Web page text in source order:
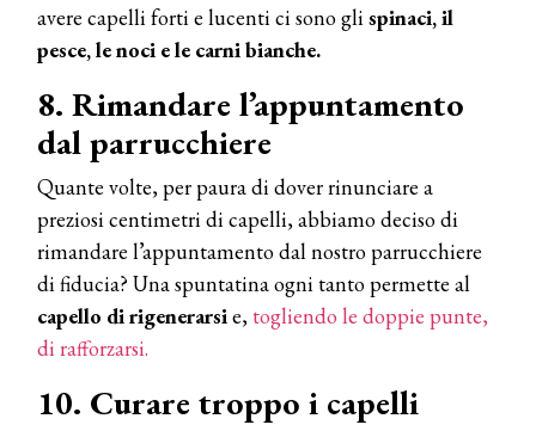
avere capelli forti e lucenti ci sono glispinaci, il
pesce, le noci e le carni bianche.
8. Rimandare l’appuntamento
dal parrucchiere
Quante volte, per paura di dover rinunciare a
preziosi centimetri di capelli, abbiamo deciso di
rimandare l’appuntamento dal nostro parrucchiere
di fiducia? Una spuntatina ogni tanto permette al
capello di rigenerarsie, togliendo le doppie punte,
di rafforzarsi.
10. Curare troppo i capelli
COSMOPROF WORLDWIDE BOLOGNA
presenta THE BEAUTY &
WELLNESS CONGRESS 2022: I
TEMI
DYSON
Dyson presenta la nuova collezione
pervinca e rosé per Natale
COTRIL
Continua la carrellata di look firmati
Cotril alla Festa del Cinema di Roma